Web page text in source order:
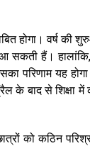
होगा। वर्ष
सकती हैं।
परिणाम यह
के बाद से
छात्रों को कठिन